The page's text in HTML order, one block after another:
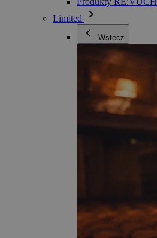
Limited
Wstecz